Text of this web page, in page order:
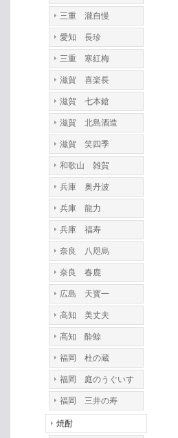
三重 瀧自慢
愛知 長珍
三重 寒紅梅
滋賀 喜楽長
滋賀 七本鎗
滋賀 北島酒造
滋賀 笑四季
和歌山 雑賀
兵庫 奥丹波
兵庫 龍力
兵庫 福寿
奈良 八咫烏
奈良 春鹿
広島 天寳一
高知 美丈夫
高知 酔鯨
福岡 杜の蔵
福岡 庭のうぐいす
福岡 三井の寿
焼酎